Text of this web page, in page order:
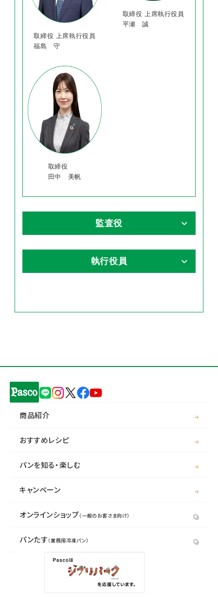
取締役 上席執行役員
福島 守
取締役 上席執行役員
平瀬 誠
取締役
田中 美帆
監査役
沼田 美之
執行役員
樫平 丈一
杉田 康一郎
執行役員
商品紹介
おすすめレシピ
パンを知る・楽しむ
キャンペーン
オンラインショップ（一般のお客さま向け）
パンたす （業務用冷凍パン）